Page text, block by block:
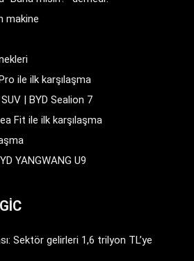
makine
ile ilk karşılaşma
| BYD Sealion 7
Fit ile ilk karşılaşma
YANGWANG U9
Sektör gelirleri 1,6 trilyon TL’ye